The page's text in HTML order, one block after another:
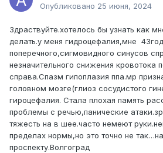
Опубликовано 25 июня, 2024
Здраствуйте.хотелось бы узнать как
делать.у меня гидроцефалия,мне
поперечного,сигмовидного синусов
незначительного снижения кровотока
справа.Спазм гипоплазия ппа.мр
головном мозге(глиоз сосудистого
гироцефалия. Стала плохая память
проблемы с речью,панические
тяжесть на в шее.часто немеют
пределах нормы,но это точно не
проспекту.Волгоград